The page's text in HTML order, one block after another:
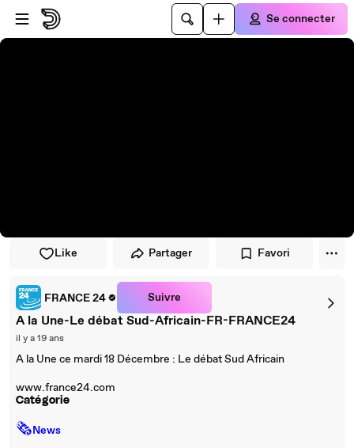
Passer au player
Passer au contenu principal
Se connecter
Like Partager Favori
FRANCE 24 Suivre
A la Une-Le débat Sud-Africain-FR-FRANCE24
il y a 19 ans
A la Une ce mardi 18 Décembre : Le débat Sud Africain
www.france24.com
Catégorie
🗞News